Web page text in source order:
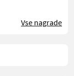
Vse nagrade